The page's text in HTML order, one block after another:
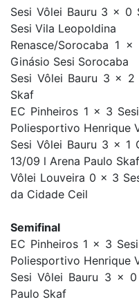
Sesi Vôlei Bauru 3 x 0
Sesi Vila Leopoldina
Renasce/Sorocaba 1
Ginásio Sesi Sorocaba
Sesi Vôlei Bauru 3 x
Skaf
EC Pinheiros 1 x 3
Poliesportivo Henrique
Sesi Vôlei Bauru 3 x 1
13/09 l Arena Paulo Skaf
Vôlei Louveira 0 x 3
da Cidade Ceil
Semifinal
EC Pinheiros 1 x 3
Poliesportivo Henrique
Sesi Vôlei Bauru 3 x
Paulo Skaf